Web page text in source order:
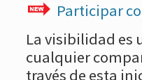
Participar
La visibilidad es
cualquier
través de esta